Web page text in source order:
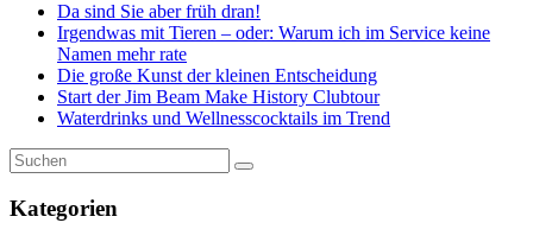
Da sind Sie aber früh dran!
Irgendwas mit Tieren – oder: Warum ich im Service keine
Namen mehr rate
Die große Kunst der kleinen Entscheidung
Start der Jim Beam Make History Clubtour
Waterdrinks und Wellnesscocktails im Trend
Kategorien